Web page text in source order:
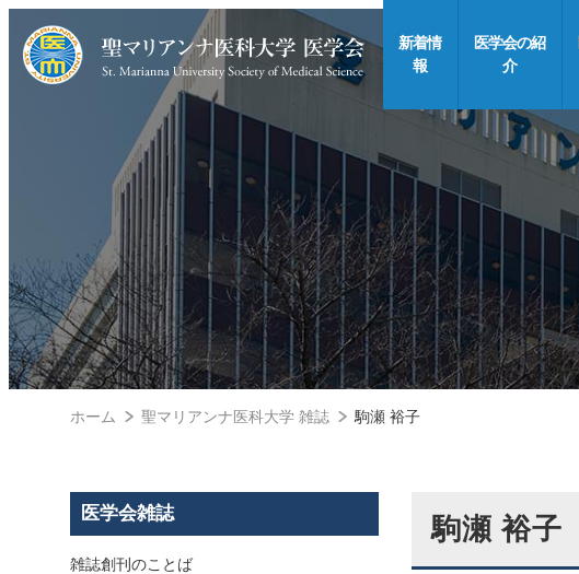
新着情
報
医学会の紹
介
ホーム 聖マリアンナ医科大学 雑誌 駒瀬 裕子
駒瀬 裕子
医学会雑誌
雑誌創刊のことば